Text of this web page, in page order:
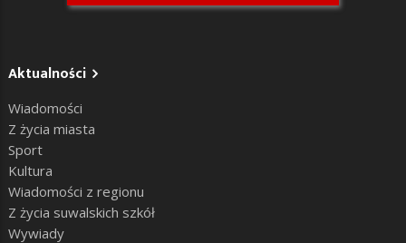
Aktualności
Wiadomości
Z życia miasta
Sport
Kultura
Wiadomości z regionu
Z życia suwalskich szkół
Wywiady